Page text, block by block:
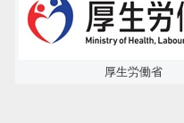
厚生労働省